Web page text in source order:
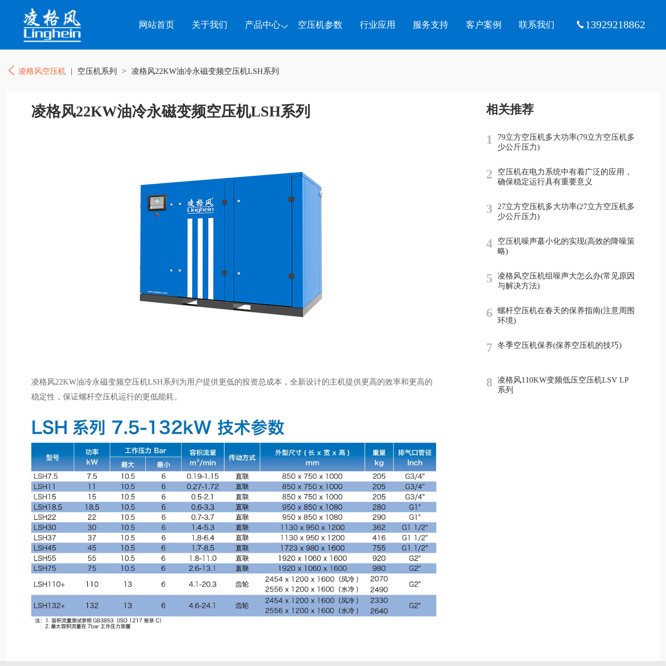
网站首页 关于我们 产品中心 空压机参数 行业应用 服务支持 客户案例 联系我们 13929218862
凌格风空压机 | 空压机系列 > 凌格风22KW油冷永磁变频空压机LSH系列
凌格风22KW油冷永磁变频空压机LSH系列
凌格风22KW油冷永磁变频空压机LSH系列为用户提供更低的投资总成本，全新设计的主机提供更高的效率和更高的
稳定性，保证螺杆空压机运行的更低能耗。
相关推荐
1
79立方空压机多大功率(79立方空压机多
少公斤压力)
2
空压机在电力系统中有着广泛的应用，
确保稳定运行具有重要意义
3
27立方空压机多大功率(27立方空压机多
少公斤压力)
4
空压机噪声蕞小化的实现(高效的降噪策
略)
5
凌格风空压机组噪声大怎么办(常见原因
与解决方法)
6
螺杆空压机在春天的保养指南(注意周围
环境)
7 冬季空压机保养(保养空压机的技巧)
8
凌格风110KW变频低压空压机LSV LP
系列